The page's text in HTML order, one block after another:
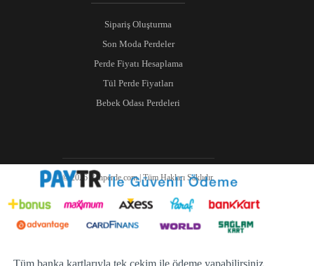
Sipariş Oluşturma
Son Moda Perdeler
Perde Fiyatı Hesaplama
Tül Perde Fiyatları
Bebek Odası Perdeleri
© 2026 Ranperde.com | Tüm Hakları Saklıdır.
Tüm banka kartlarıyla tek çekim ile ödeme yapabilirsiniz